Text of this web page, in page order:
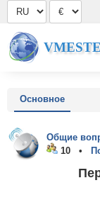
Основное
Общие
10 •